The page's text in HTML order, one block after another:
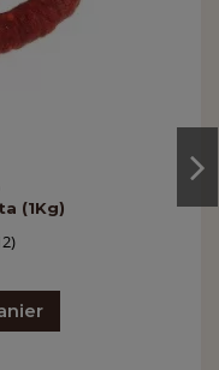
(1Kg)